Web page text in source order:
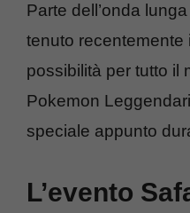
Parte dell’onda
tenuto recentemente
possibilità per tutto il
Pokemon
speciale appunto
L’evento